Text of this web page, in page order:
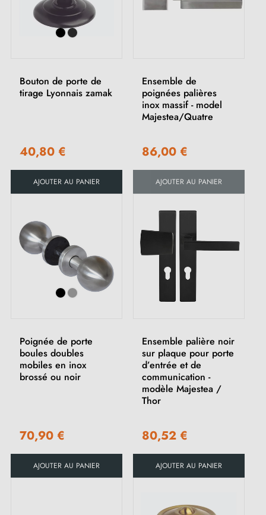
Bouton de porte de
tirage Lyonnais zamak
40,80 €
AJOUTER AU PANIER
Ensemble de
poignées palières
inox massif - model
Majestea/Quatre
86,00 €
AJOUTER AU PANIER
Poignée de porte
boules doubles
mobiles en inox
brossé ou noir
70,90 €
AJOUTER AU PANIER
Ensemble palière noir
sur plaque pour porte
d’entrée et de
communication -
modèle Majestea /
Thor
80,52 €
AJOUTER AU PANIER